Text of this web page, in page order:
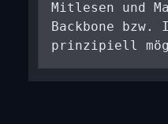
Mitlesen und
Backbone bzw.
prinzipiell